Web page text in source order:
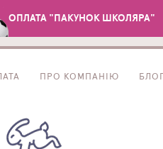
ОПЛАТА "ПАКУНОК ШКОЛЯРА"
ПРО КОМПАНІЮ